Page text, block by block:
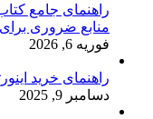
راهنمای جامع
منابع ضروری
فوریه 6, 2026
راهنمای خرید
دسامبر 9, 2025